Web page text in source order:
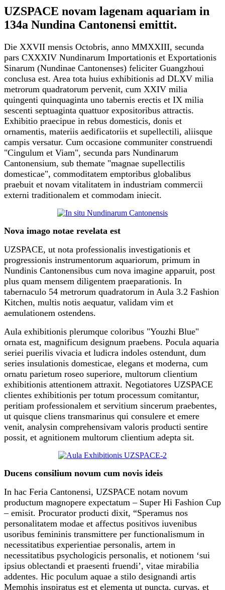
UZSPACE novam lagenam aquariam in
134a Nundina Cantonensi emittit.
Die XXVII mensis Octobris, anno MMXXIII, secunda
pars CXXXIV Nundinarum Importationis et Exportationis
Sinarum (Nundinae Cantonenses) feliciter Guangzhoui
conclusa est. Area tota huius exhibitionis ad DLXV milia
metrorum quadratorum pervenit, cum XXIV milia
quingenti quinquaginta uno tabernis erectis et IX milia
sescenti septuaginta quattuor expositoribus attractis.
Exhibitio praecipue in rebus domesticis, donis et
ornamentis, materiis aedificatoriis et supellectili, aliisque
campis versatur. Cum occasione communiter construendi
"Cingulum et Viam", secunda pars Nundinarum
Cantonensium, sub themate "magnae supellectilis
domesticae", commoditatem emptoribus globalibus
praebuit et novam vitalitatem in industriam commercii
externi traditionalem et commodam iniecit.
Nova imago notae revelata est
UZSPACE, ut nota professionalis investigationis et
progressionis instrumentorum aquariorum, primum in
Nundinis Cantonensibus cum nova imagine apparuit, post
plus quam mensem diligentem praeparationis. In
tabernaculo 54 metrorum quadratorum in Aula 3.2 Fashion
Kitchen, multis notis aequatur, validam vim et
aemulationem ostendens.
Aula exhibitionis plerumque coloribus "Youzhi Blue"
ornata est, magnificum designum praebens. Pocula aquaria
seriei puerilis vivacia et ludicra indoles ostendunt, dum
series insulationis domesticae, elegans et moderna, cum
ornatu parietum roseo superiore, multorum clientium
exhibitionis attentionem attraxit. Negotiatores UZSPACE
clientes exhibitionis per totum processum comitantur,
peritiam professionalem et servitium sincerum praebentes,
ut quisque cliens transmarinus qui consulere et emere
venit, analysin comprehensivam valoris producti sentire
possit, et agnitionem multorum clientium adepta sit.
Ducens consilium novum cum novis ideis
In hac Feria Cantonensi, UZSPACE notam novum
productum magnopere expectatum – Super Hi Fashion Cup
– emisit. Procurator producti dixit, “Speramus nos
personalitatem modae et affectus positivos iuvenibus
usoribus femininis transmittere per functionalismum in
necessitatibus experientiae personalis, artem in
necessitatibus psychologicis personalis, et notionem ‘sui
ipsius oblectandi et praesenti fruendi’, vitae mirabilia
addentes. Hic poculum aquae a stilo designandi artis
Memphis inspiratus est et elementa ut puncta, curvas, et